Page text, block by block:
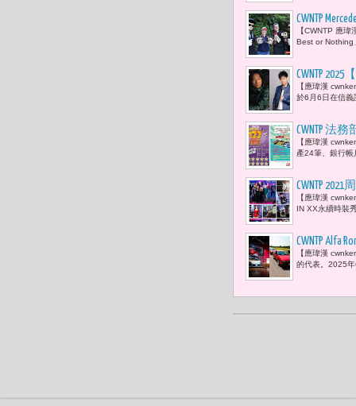
CWNTP
【CWNTP 應
Best or Nothing
CWNTP
街」變身
【應瑋漢
於6月6日在信義
CWNTP 法
PORSCHE
【應瑋漢
產24筆、銀行
CWNTP
佼、蔡詩
【應瑋漢
IN XX永續時裝
CWNTP
輛經典與
【應瑋漢
的代表。2025